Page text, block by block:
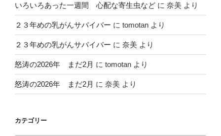
いろいろあった一週間 心配な寄生虫など に 奈美 より
２３年めの乳がんサバイバー に tomotan より
２３年めの乳がんサバイバー に 奈美 より
怒涛の2026年 まだ2月 に tomotan より
怒涛の2026年 まだ2月 に 奈美 より
カテゴリー